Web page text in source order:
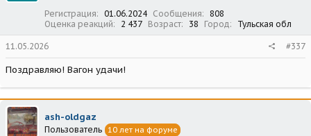
Регистрация
01.06.2024 Сообщения
808
Оценка реакций
2 437 Возраст 38 Город Тульская обл
11.05.2026 #337
Поздравляю! Вагон удачи!
ash-oldgaz
Пользователь 10 лет на форуме